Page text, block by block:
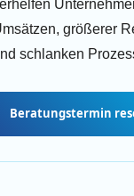
größerer
schlanken
Beratungstermin